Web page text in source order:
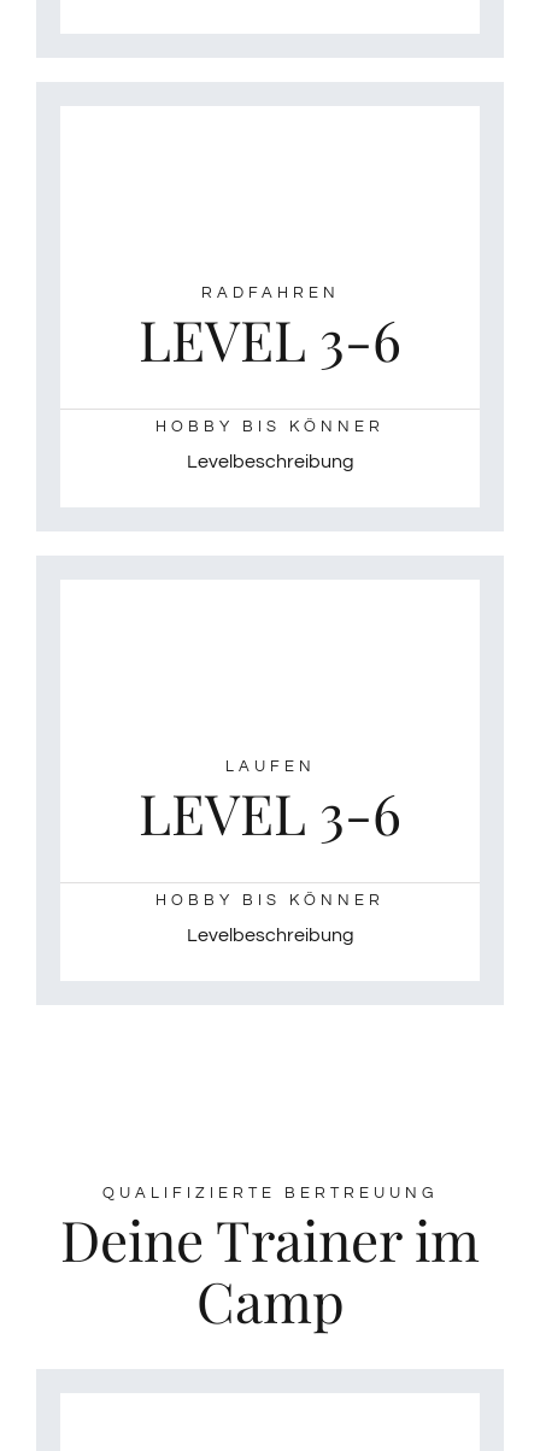
RADFAHREN
LEVEL 3-6
HOBBY BIS KÖNNER
Levelbeschreibung
LAUFEN
LEVEL 3-6
HOBBY BIS KÖNNER
Levelbeschreibung
QUALIFIZIERTE BERTREUUNG
Deine Trainer im
Camp